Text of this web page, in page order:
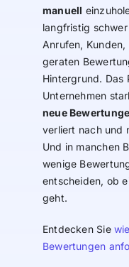
manuell
langfristig
Anrufen,
geraten
Hintergrund. Das
Unternehmen
neue
verliert nach und
Und in manchen
wenige
entscheiden, ob
geht.
Entdecken Sie
Bewertungen